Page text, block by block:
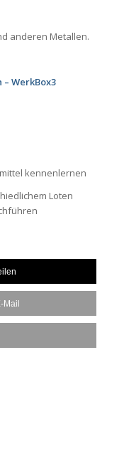
anderen Metallen.
WerkBox3
kennenlernen
Loten
Mail